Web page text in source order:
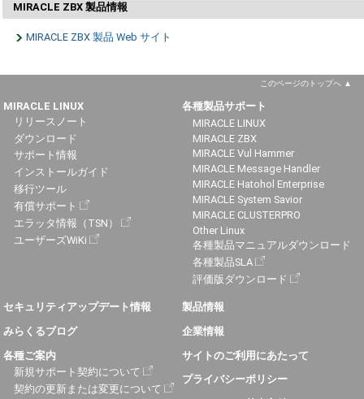
MIRACLE ZBX 製品情報
MIRACLE ZBX 製品 Web サイト
このページのトップへ
MIRACLE LINUX
リリースノート
ダウンロード
サポート情報
インストールガイド
移行ツール
有償サポート
エラッタ情報（TSN）
ユーザーズWiKi
各種製品サポート
MIRACLE LINUX
MIRACLE ZBX
MIRACLE Vul Hammer
MIRACLE Message Handler
MIRACLE Hatohol Enterprise
MIRACLE System Savior
MIRACLE CLUSTERPRO
Other Linux
各種製品マニュアルダウンロード
各種製品SLA
評価版ダウンロード
セキュリティアップデート情報
みらくるブログ
各種ご案内
新規サポート契約について
契約の更新または変更について
製品情報
企業情報
サイトのご利用にあたって
プライバシーポリシー